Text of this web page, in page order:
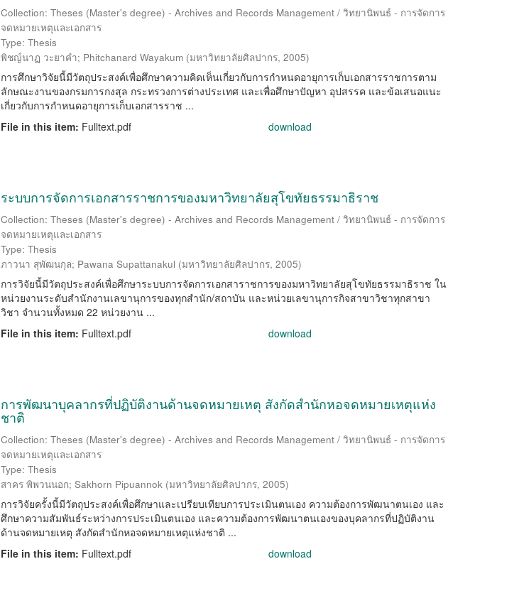
Collection: Theses (Master's degree) - Archives and Records Management / วิทยานิพนธ์ - การจัดการ
จดหมายเหตุและเอกสาร
Type: Thesis
พิชญ์นาฏ วะยาคำ; Phitchanard Wayakum (มหาวิทยาลัยศิลปากร, 2005)
การศึกษาวิจัยนี้มีวัตถุประสงค์เพื่อศึกษาความคิดเห็นเกี่ยวกับการกำหนดอายุการเก็บเอกสารราชการตาม
ลักษณะงานของกรมการกงสุล กระทรวงการต่างประเทศ และเพื่อศึกษาปัญหา อุปสรรค และข้อเสนอแนะ
เกี่ยวกับการกำหนดอายุการเก็บเอกสารราช ...
File in this item: Fulltext.pdf download
ระบบการจัดการเอกสารราชการของมหาวิทยาลัยสุโขทัยธรรมาธิราช
Collection: Theses (Master's degree) - Archives and Records Management / วิทยานิพนธ์ - การจัดการ
จดหมายเหตุและเอกสาร
Type: Thesis
ภาวนา สุพัฒนกุล; Pawana Supattanakul (มหาวิทยาลัยศิลปากร, 2005)
การวิจัยนี้มีวัตถุประสงค์เพื่อศึกษาระบบการจัดการเอกสาราชการของมหาวิทยาลัยสุโขทัยธรรมาธิราช ใน
หน่วยงานระดับสำนักงานเลขานุการของทุกสำนัก/สถาบัน และหน่วยเลขานุการกิจสาขาวิชาทุกสาขา
วิชา จำนวนทั้งหมด 22 หน่วยงาน ...
File in this item: Fulltext.pdf download
การพัฒนาบุคลากรที่ปฏิบัติงานด้านจดหมายเหตุ สังกัดสำนักหอจดหมายเหตุแห่ง
ชาติ
Collection: Theses (Master's degree) - Archives and Records Management / วิทยานิพนธ์ - การจัดการ
จดหมายเหตุและเอกสาร
Type: Thesis
สาคร พิพวนนอก; Sakhorn Pipuannok (มหาวิทยาลัยศิลปากร, 2005)
การวิจัยครั้งนี้มีวัตถุประสงค์เพื่อศึกษาและเปรียบเทียบการประเมินตนเอง ความต้องการพัฒนาตนเอง และ
ศึกษาความสัมพันธ์ระหว่างการประเมินตนเอง และความต้องการพัฒนาตนเองของบุคลากรที่ปฏิบัติงาน
ด้านจดหมายเหตุ สังกัดสำนักหอจดหมายเหตุแห่งชาติ ...
File in this item: Fulltext.pdf download